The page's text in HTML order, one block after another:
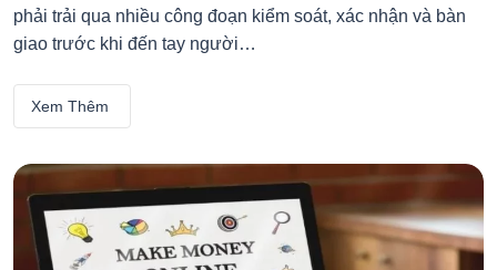
phải trải qua nhiều công đoạn kiểm soát, xác nhận và bàn
giao trước khi đến tay người…
Xem Thêm